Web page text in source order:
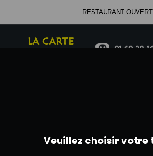
RESTAURANT OUVERT
LA CARTE
DESSERTS